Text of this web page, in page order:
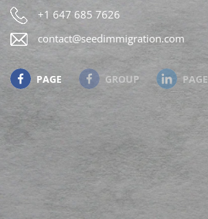
+1 647 685 7626
contact@seedimmigration.com
PAGE GROUP PAGE